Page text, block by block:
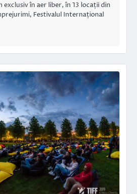
exclusiv în aer liber, în 13 locații din
Festivalul Internațional